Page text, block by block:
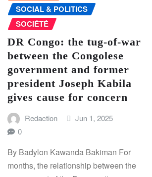
SOCIAL & POLITICS
SOCIÉTÉ
DR Congo: the tug-of-war
between the Congolese
government and former
president Joseph Kabila
gives cause for concern
Redaction
Jun 1, 2025
0
By Badylon Kawanda Bakiman For
months, the relationship between the